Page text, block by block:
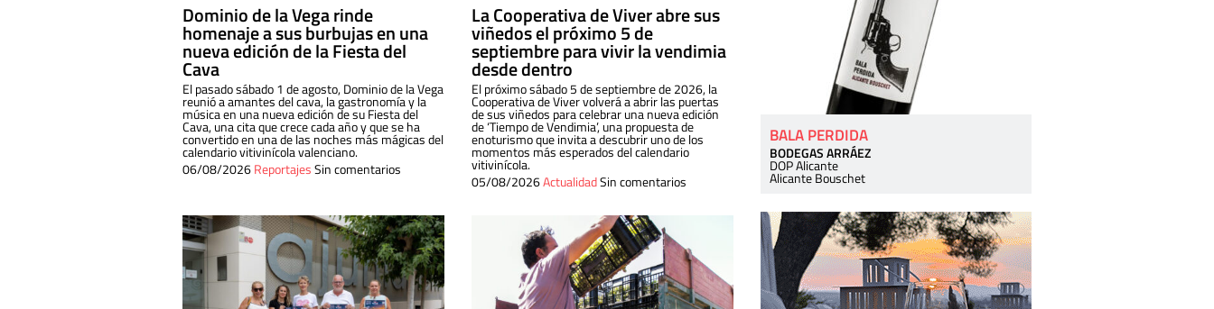
Dominio de la Vega rinde
homenaje a sus burbujas en una
nueva edición de la Fiesta del
Cava
El pasado sábado 1 de agosto, Dominio de la Vega
reunió a amantes del cava, la gastronomía y la
música en una nueva edición de su Fiesta del
Cava, una cita que crece cada año y que se ha
convertido en una de las noches más mágicas del
calendario vitivinícola valenciano.
06/08/2026ReportajesSin comentarios
La Cooperativa de Viver abre sus
viñedos el próximo 5 de
septiembre para vivir la vendimia
desde dentro
El próximo sábado 5 de septiembre de 2026, la
Cooperativa de Viver volverá a abrir las puertas
de sus viñedos para celebrar una nueva edición
de ‘Tiempo de Vendimia’, una propuesta de
enoturismo que invita a descubrir uno de los
momentos más esperados del calendario
vitivinícola.
05/08/2026ActualidadSin comentarios
BALA PERDIDA
BODEGAS ARRÁEZ
DOP Alicante
Alicante Bouschet